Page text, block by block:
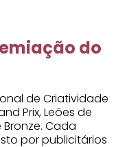
do
de Criatividade
Prix, Leões de
Bronze. Cada
por publicitários